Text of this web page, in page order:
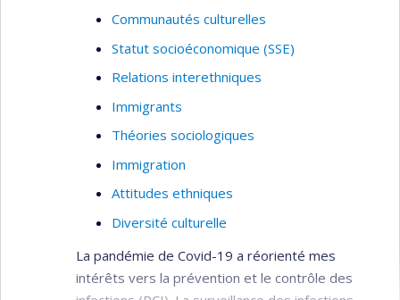
Communautés culturelles
Statut socioéconomique (SSE)
Relations interethniques
Immigrants
Théories sociologiques
Immigration
Attitudes ethniques
Diversité culturelle
La pandémie de Covid-19 a réorienté mes
intérêts vers la prévention et le contrôle des